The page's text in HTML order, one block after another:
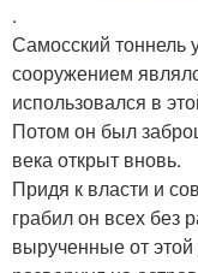
.
Самосский тоннель
сооружением
использовался в
Потом он был
века открыт вновь.
Придя к власти и
грабил он всех без
вырученные от этой